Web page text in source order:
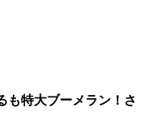
も特大ブーメラン！さ